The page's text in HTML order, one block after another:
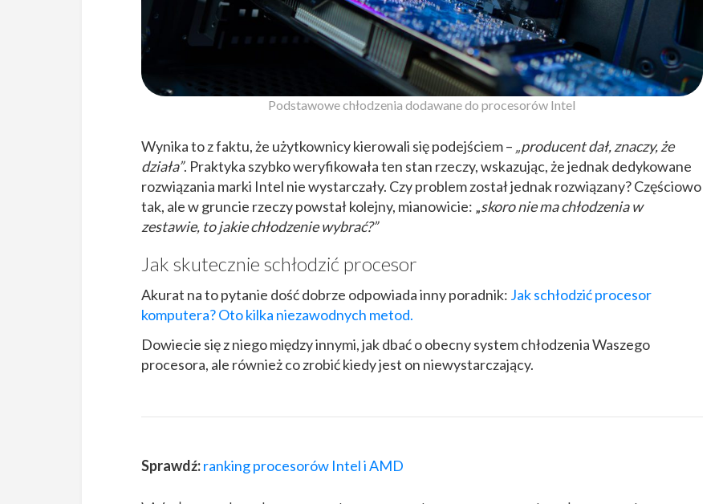
Podstawowe chłodzenia dodawane do procesorów Intel
Wynika to z faktu, że użytkownicy kierowali się podejściem – „producent dał, znaczy, że
działa”. Praktyka szybko weryfikowała ten stan rzeczy, wskazując, że jednak dedykowane
rozwiązania marki Intel nie wystarczały. Czy problem został jednak rozwiązany? Częściowo
tak, ale w gruncie rzeczy powstał kolejny, mianowicie: „skoro nie ma chłodzenia w
zestawie, to jakie chłodzenie wybrać?”
Jak skutecznie schłodzić procesor
Akurat na to pytanie dość dobrze odpowiada inny poradnik: Jak schłodzić procesor
komputera? Oto kilka niezawodnych metod.
Dowiecie się z niego między innymi, jak dbać o obecny system chłodzenia Waszego
procesora, ale również co zrobić kiedy jest on niewystarczający.
Sprawdź:ranking procesorów Intel i AMD